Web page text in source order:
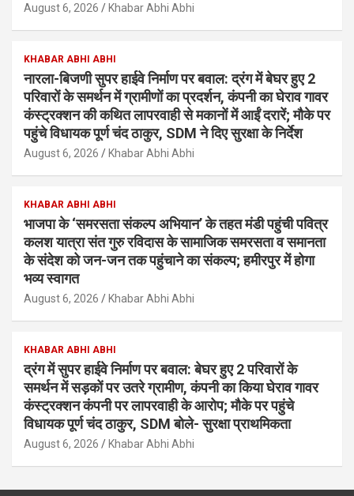
August 6, 2026 Khabar Abhi Abhi
KHABAR ABHI ABHI
नारला-बिजणी सुपर हाईवे निर्माण पर बवाल: द्रंग में बेघर हुए 2
परिवारों के समर्थन में ग्रामीणों का प्रदर्शन, कंपनी का घेराव गावर
कंस्ट्रक्शन की कथित लापरवाही से मकानों में आईं दरारें; मौके पर
पहुंचे विधायक पूर्ण चंद ठाकुर, SDM ने दिए सुरक्षा के निर्देश
August 6, 2026 Khabar Abhi Abhi
KHABAR ABHI ABHI
भाजपा के ‘समरसता संकल्प अभियान’ के तहत मंडी पहुंची पवित्र
कलश यात्रा संत गुरु रविदास के सामाजिक समरसता व समानता
के संदेश को जन-जन तक पहुंचाने का संकल्प; हमीरपुर में होगा
भव्य स्वागत
August 6, 2026 Khabar Abhi Abhi
KHABAR ABHI ABHI
द्रंग में सुपर हाईवे निर्माण पर बवाल: बेघर हुए 2 परिवारों के
समर्थन में सड़कों पर उतरे ग्रामीण, कंपनी का किया घेराव गावर
कंस्ट्रक्शन कंपनी पर लापरवाही के आरोप; मौके पर पहुंचे
विधायक पूर्ण चंद ठाकुर, SDM बोले- सुरक्षा प्राथमिकता
August 6, 2026 Khabar Abhi Abhi